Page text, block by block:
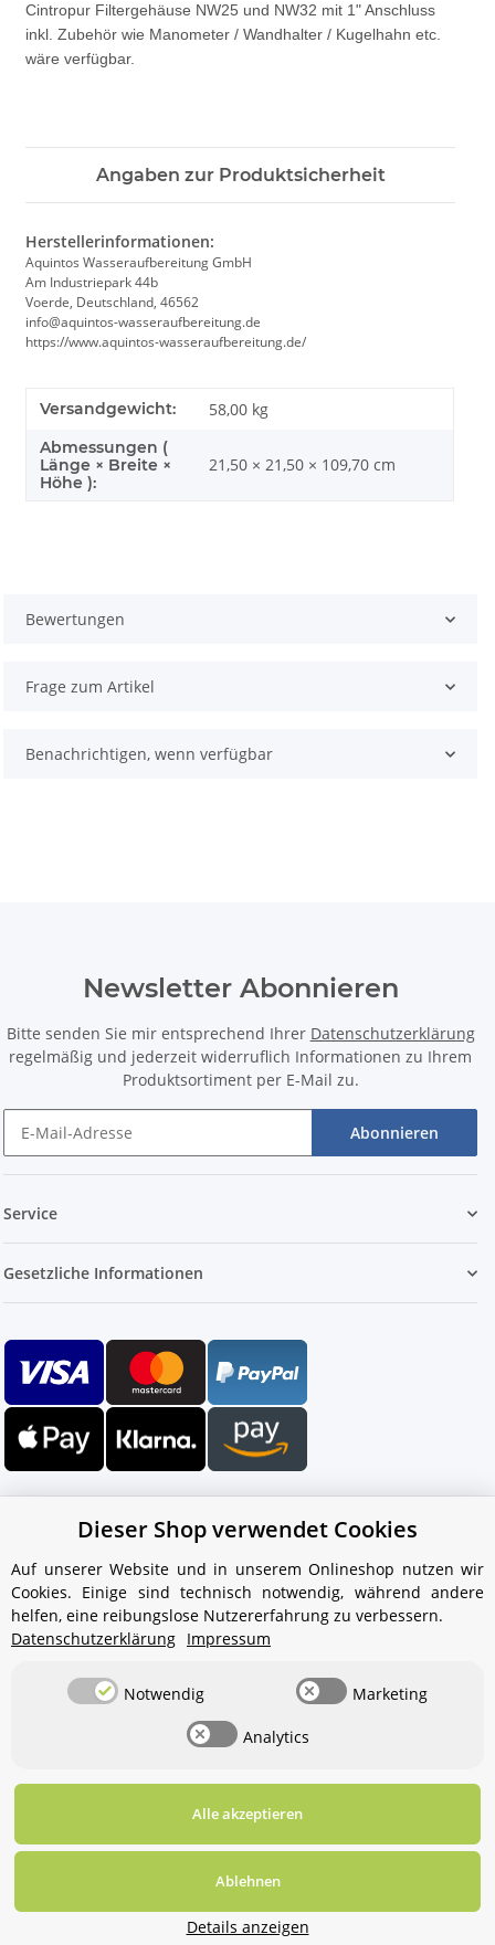
Cintropur Filtergehäuse NW25 und NW32 mit 1" Anschluss
inkl. Zubehör wie Manometer / Wandhalter / Kugelhahn etc.
wäre verfügbar.
Angaben zur Produktsicherheit
Herstellerinformationen:
Aquintos Wasseraufbereitung GmbH
Am Industriepark 44b
Voerde, Deutschland, 46562
info@aquintos-wasseraufbereitung.de
https://www.aquintos-wasseraufbereitung.de/
Versandgewicht: 58,00 kg
Abmessungen (
Länge × Breite ×
Höhe ):
21,50 × 21,50 × 109,70 cm
Bewertungen
Frage zum Artikel
Benachrichtigen, wenn verfügbar
Newsletter Abonnieren
Bitte senden Sie mir entsprechend Ihrer Datenschutzerklärung
regelmäßig und jederzeit widerruflich Informationen zu Ihrem
Produktsortiment per E-Mail zu.
Abonnieren
Service
Gesetzliche Informationen
© Aquintos-Wasseraufbereitung GmbH
Ihr WhatsApp-Kontakt zum
Service Team
von Aquintos-Wasseraufbereitung
Hallo und herzlich willkommen
Wasseraufbereitung Wie darf ich
Ihnen behilflich sein?
können Sie unserKontaktformularbenutzen.
Dieser Shop verwendet Cookies
Auf unserer Website und in unserem Onlineshop nutzen wir
Cookies. Einige sind technisch notwendig, während andere
helfen, eine reibungslose Nutzererfahrung zu verbessern.
Datenschutzerklärung Impressum
Notwendig Marketing
Analytics
Alle akzeptieren
Ablehnen
Details anzeigen